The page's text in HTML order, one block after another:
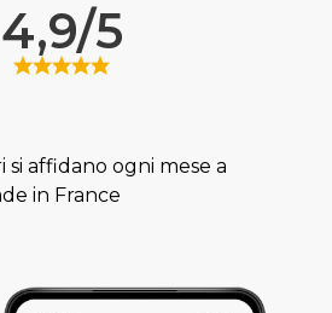
4,9/5
si affidano ogni mese a
in France